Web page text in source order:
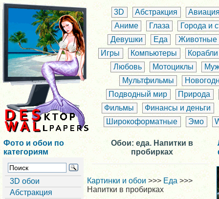
3D Абстракция
Аниме
Глаза
Города и
Девушки
Еда
Животные
Игры
Компьютеры
Корабли
Любовь
Мотоциклы
Мультфильмы
Подводный мир
Природа
Фильмы
Финансы и деньги
Широкоформатные
Эмо
Фото и обои по
категориям
3D обои
Абстракция
Обои: еда. Напитки в
пробирках
Картинки и обои >>> Еда>>>
Напитки в пробирках